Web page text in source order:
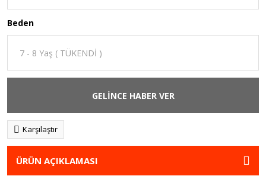
Beden
GELİNCE HABER VER
Karşılaştır
ÜRÜN AÇIKLAMASI